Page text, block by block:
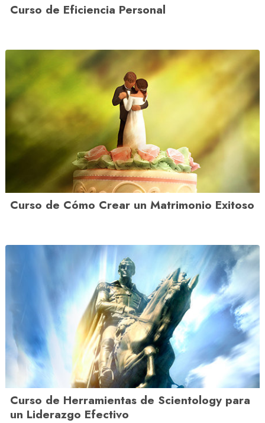
Curso de Eficiencia Personal
Curso de Cómo Crear un Matrimonio Exitoso
Curso de Herramientas de Scientology para
un Liderazgo Efectivo